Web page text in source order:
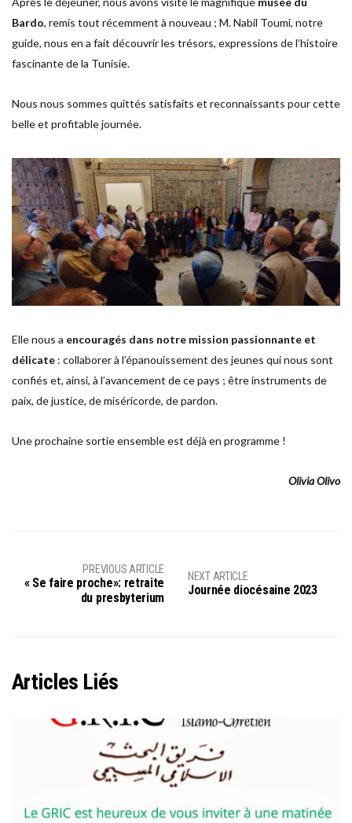
Bardo, remis tout récemment à nouveau ; M. Nabil Toumi, notre
guide, nous en a fait découvrir les trésors, expressions de l’histoire
fascinante de la Tunisie.
Nous nous sommes quittés satisfaits et reconnaissants pour cette
belle et profitable journée.
Elle nous a encouragés dans notre mission passionnante et
délicate : collaborer à l’épanouissement des jeunes qui nous sont
confiés et, ainsi, à l’avancement de ce pays ; être instruments de
paix, de justice, de miséricorde, de pardon.
Une prochaine sortie ensemble est déjà en programme !
Olivia Olivo
PREVIOUS ARTICLE
« Se faire proche»: retraite
du presbyterium
NEXT ARTICLE
Journée diocésaine 2023
Articles Liés